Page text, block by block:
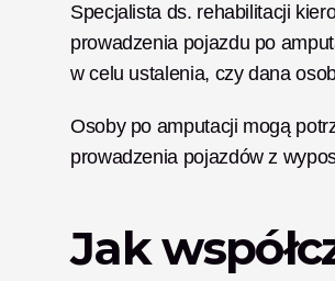
Specjalista ds. rehabilitacji
prowadzenia pojazdu po
w celu ustalenia, czy dana
Osoby po amputacji mogą
prowadzenia pojazdów z
Jak